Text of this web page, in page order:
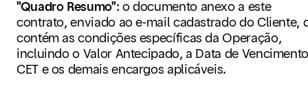
"Quadro Resumo": o documento anexo a este
contrato, enviado ao e-mail cadastrado do Cliente,
contém as condições específicas da Operação,
incluindo o Valor Antecipado, a Data de
CET e os demais encargos aplicáveis.